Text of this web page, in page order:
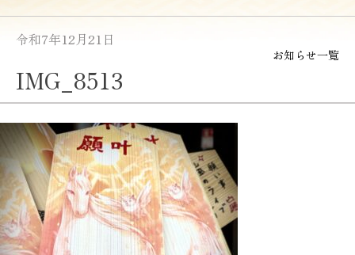
令和7年12月21日
お知らせ一覧
IMG_8513